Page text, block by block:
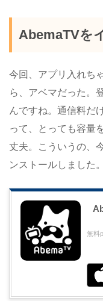
AbemaTVを
今回、アプリ入れち
ら、アベマだった。
んですね。通信料だ
って、とっても容量
丈夫。こういうの、
ンストールしました
無料